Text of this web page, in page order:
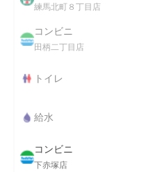
練馬北町８丁目店
コンビニ
田柄二丁目店
トイレ
給水
コンビニ
下赤塚店